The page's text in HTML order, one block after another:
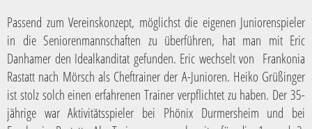
Passend zum Vereinskonzept, möglichst die eigenen Juniorenspieler
in die Seniorenmannschaften zu überführen, hat man mit Eric
Danhamer den Idealkanditat gefunden. Eric wechselt von Frankonia
Rastatt nach Mörsch als Cheftrainer der A-Junioren. Heiko Grüßinger
ist stolz solch einen erfahrenen Trainer verpflichtet zu haben. Der 35-
jährige war Aktivitätsspieler bei Phönix Durmersheim und bei